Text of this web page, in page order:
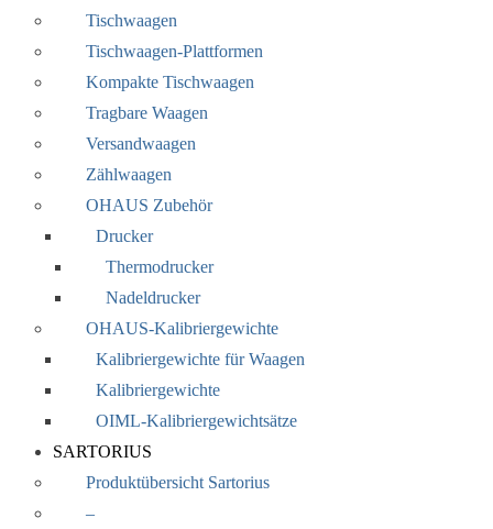
Tischwaagen
Tischwaagen-Plattformen
Kompakte Tischwaagen
Tragbare Waagen
Versandwaagen
Zählwaagen
OHAUS Zubehör
Drucker
Thermodrucker
Nadeldrucker
OHAUS-Kalibriergewichte
Kalibriergewichte für Waagen
Kalibriergewichte
OIML-Kalibriergewichtsätze
SARTORIUS
Produktübersicht Sartorius
–